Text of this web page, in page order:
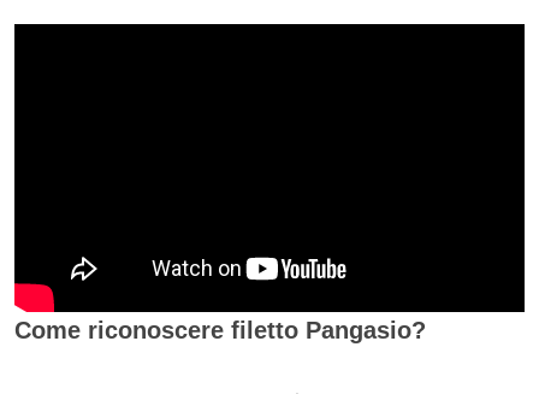
Come riconoscere filetto Pangasio?